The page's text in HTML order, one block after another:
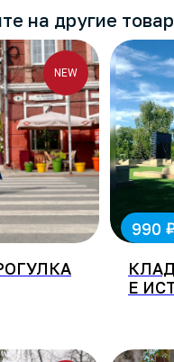
на другие
NEW
Е
990